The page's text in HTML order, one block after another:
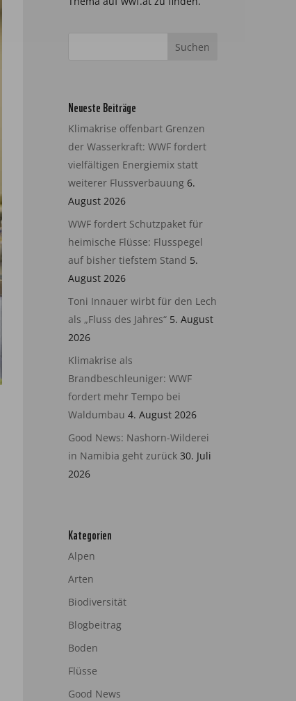
Neueste Beiträge
Klimakrise offenbart Grenzen
der Wasserkraft: WWF fordert
vielfältigen Energiemix statt
weiterer Flussverbauung 6.
August 2026
WWF fordert Schutzpaket für
heimische Flüsse: Flusspegel
auf bisher tiefstem Stand 5.
August 2026
Toni Innauer wirbt für den Lech
als „Fluss des Jahres“ 5. August
2026
Klimakrise als
Brandbeschleuniger: WWF
fordert mehr Tempo bei
Waldumbau 4. August 2026
Good News: Nashorn-Wilderei
in Namibia geht zurück 30. Juli
2026
Kategorien
Alpen
Arten
Biodiversität
Blogbeitrag
Boden
Flüsse
Good News